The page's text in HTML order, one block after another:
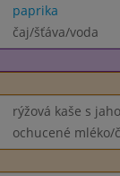
paprika
čaj/šťáva/voda
rýžová kaše s
ochucené mléko/